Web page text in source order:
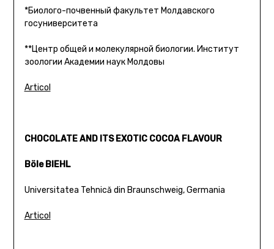
*Биолого-почвенный факультет Молдавского
госуниверситета
**Центр общей и молекулярной биологии. Институт
зоологии Академии наук Молдовы
Articol
CHOCOLATE AND ITS EXOTIC COCOA FLAVOUR
Böle BIEHL
Universitatea Tehnică din Braunschweig, Germania
Articol